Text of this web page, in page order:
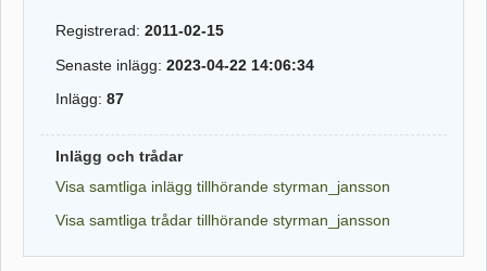
Registrerad:2011-02-15
Senaste inlägg:2023-04-22 14:06:34
Inlägg:87
Inlägg och trådar
Visa samtliga inlägg tillhörande styrman_jansson
Visa samtliga trådar tillhörande styrman_jansson